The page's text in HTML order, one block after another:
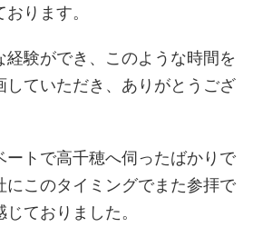
ります。
経験ができ、このような時間を
していただき、ありがとうござ
ートで高千穂へ伺ったばかりで
にこのタイミングでまた参拝で
ておりました。